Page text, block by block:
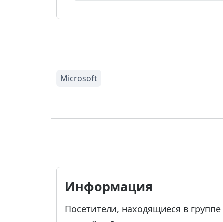
Информация
Посетители, находящиеся в группе